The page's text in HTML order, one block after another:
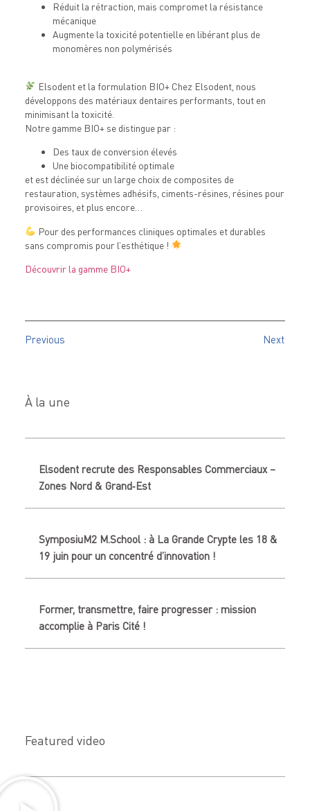
Réduit la rétraction, mais compromet la résistance
mécanique
Augmente la toxicité potentielle en libérant plus de
monomères non polymérisés
Elsodent et la formulation BIO+ Chez Elsodent, nous
développons des matériaux dentaires performants, tout en
minimisant la toxicité.
Notre gamme BIO+ se distingue par :
Des taux de conversion élevés
Une biocompatibilité optimale
et est déclinée sur un large choix de composites de
restauration, systèmes adhésifs, ciments-résines, résines pour
provisoires, et plus encore…
Pour des performances cliniques optimales et durables
sans compromis pour l’esthétique !
Découvrir la gamme BIO+
Previous Next
À la une
Elsodent recrute des Responsables Commerciaux –
Zones Nord & Grand‑Est
SymposiuM2 M.School : à La Grande Crypte les 18 &
19 juin pour un concentré d’innovation !
Former, transmettre, faire progresser : mission
accomplie à Paris Cité !
Featured video